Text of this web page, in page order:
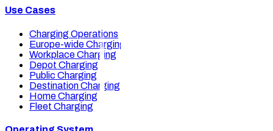
Use Cases
Charging Operations
Europe-wide Charging
Workplace Charging
Depot Charging
Public Charging
Destination Charging
Home Charging
Fleet Charging